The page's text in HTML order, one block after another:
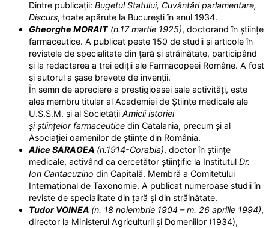
Dintre publicații: Bugetul Statului, Cuvântări parlamentare,
Discurs, toate apărute la București în anul 1934.
Gheorghe MORAIT (n.17 martie 1925), doctorand în științe
farmaceutice. A publicat peste 150 de studii și articole în
revistele de specialitate din țară și străinătate, participând
și la redactarea a trei ediții ale Farmacopeei Române. A fost
și autorul a șase brevete de invenții.
În semn de apreciere a prestigioasei sale activități, este
ales membru titular al Academiei de Științe medicale ale
U.S.S.M. și al Societății Amicii istoriei
și științelor farmaceutice din Catalania, precum și al
Asociației oamenilor de științe din România.
Alice SARAGEA (n.1914-Corabia), doctor în științe
medicale, activând ca cercetător științific la Institutul Dr.
Ion Cantacuzino din Capitală. Membră a Comitetului
Internațional de Taxonomie. A publicat numeroase studii în
reviste de specialitate din țară și din străinătate.
Tudor VOINEA (n. 18 noiembrie 1904 – m. 26 aprilie 1994),
director la Ministerul Agriculturii și Domeniilor (1934),